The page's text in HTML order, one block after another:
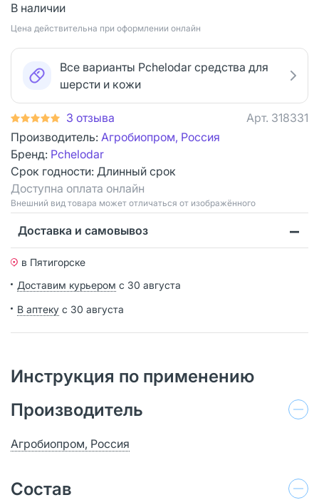
В наличии
Цена действительна при оформлении онлайн
Все варианты Pchelodar средства для
шерсти и кожи
3 отзыва Арт. 318331
Производитель: Агробиопром, Россия
Бренд: Pchelodar
Срок годности: Длинный срок
Доступна оплата онлайн
Bнешний вид товара может отличаться от изображённого
Доставка и самовывоз
в Пятигорске
Доставим курьером с 30 августа
В аптеку с 30 августа
Инструкция по применению
Производитель
Агробиопром, Россия
Состав